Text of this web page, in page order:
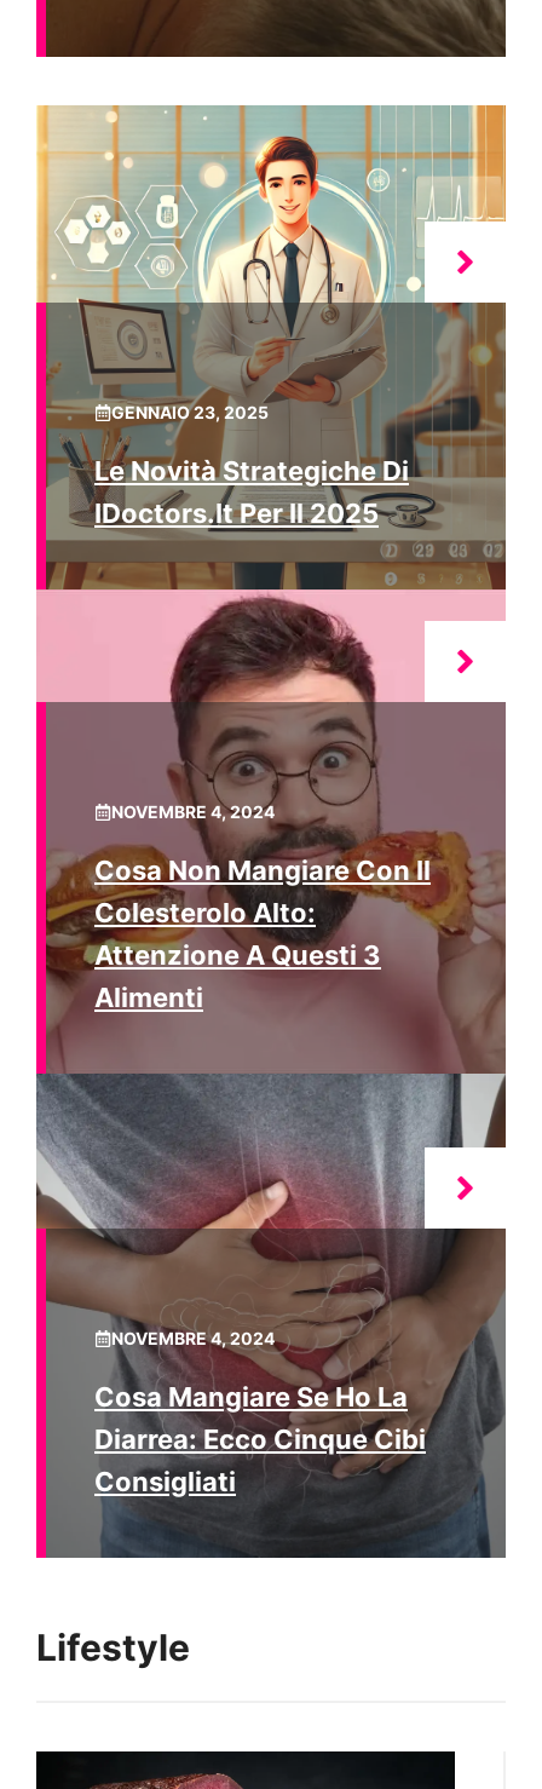
GENNAIO 23, 2025
Le Novità Strategiche Di
IDoctors.it Per Il 2025
NOVEMBRE 4, 2024
Cosa Non Mangiare Con Il
Colesterolo Alto:
Attenzione A Questi 3
Alimenti
NOVEMBRE 4, 2024
Cosa Mangiare Se Ho La
Diarrea: Ecco Cinque Cibi
Consigliati
Lifestyle